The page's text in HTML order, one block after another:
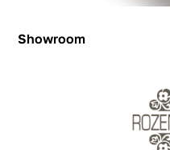
Showroom